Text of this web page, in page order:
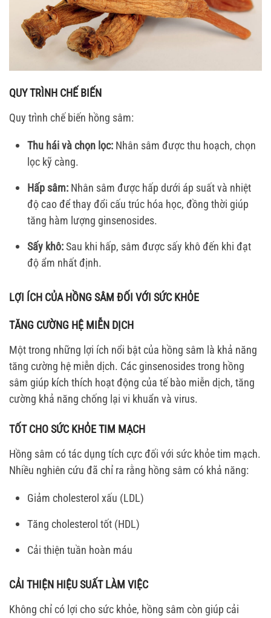
QUY TRÌNH CHẾ BIẾN
Quy trình chế biến hồng sâm:
Thu hái và chọn lọc: Nhân sâm được thu hoạch, chọn
lọc kỹ càng.
Hấp sâm: Nhân sâm được hấp dưới áp suất và nhiệt
độ cao để thay đổi cấu trúc hóa học, đồng thời giúp
tăng hàm lượng ginsenosides.
Sấy khô:Sau khi hấp, sâm được sấy khô đến khi đạt
độ ẩm nhất định.
LỢI ÍCH CỦA HỒNG SÂM ĐỐI VỚI SỨC KHỎE
TĂNG CƯỜNG HỆ MIỄN DỊCH
Một trong những lợi ích nổi bật của hồng sâm là khả năng
tăng cường hệ miễn dịch. Các ginsenosides trong hồng
sâm giúp kích thích hoạt động của tế bào miễn dịch, tăng
cường khả năng chống lại vi khuẩn và virus.
TỐT CHO SỨC KHỎE TIM MẠCH
Hồng sâm có tác dụng tích cực đối với sức khỏe tim mạch.
Nhiều nghiên cứu đã chỉ ra rằng hồng sâm có khả năng:
Giảm cholesterol xấu (LDL)
Tăng cholesterol tốt (HDL)
Cải thiện tuần hoàn máu
CẢI THIỆN HIỆU SUẤT LÀM VIỆC
Không chỉ có lợi cho sức khỏe, hồng sâm còn giúp cải